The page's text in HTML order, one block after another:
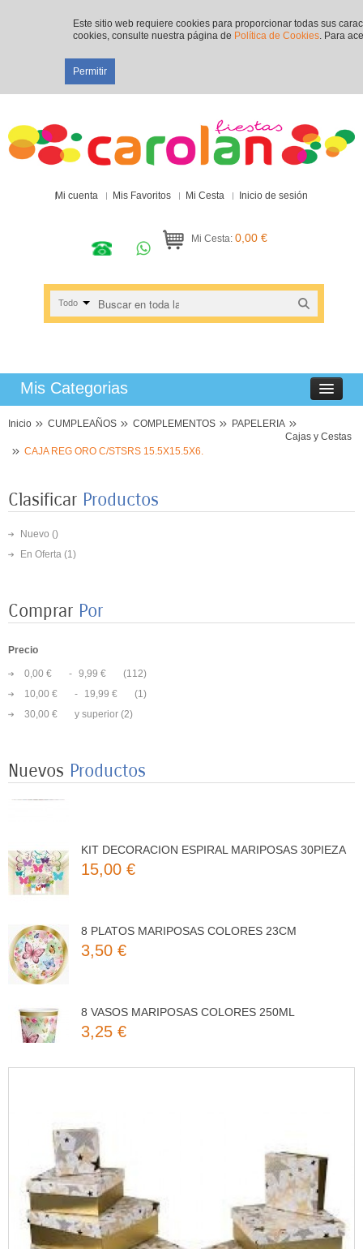
Este sitio web requiere cookies para proporcionar todas sus
cookies, consulte nuestra página de Política de Cookies. Para
Permitir
Mi cuenta Mis Favoritos Mi Cesta Inicio de sesión
Mi Cesta: 0,00 €
Todo
Mis Categorias
Inicio CUMPLEAÑOS COMPLEMENTOS
PAPELERIA
Cajas y Cestas
CAJA REG ORO C/STSRS 15.5X15.5X6.
Clasificar Productos
Nuevo ()
En Oferta (1)
Comprar Por
Precio
0,00 € - 9,99 €
(112)
10,00 €
- 19,99 €
(1)
30,00 €
y superior (2)
Nuevos Productos
3,50 €
8 VASOS MARIPOSAS COLORES 250ML
3,25 €
5,25 €
15,00 €
3,50 €
3,25 €